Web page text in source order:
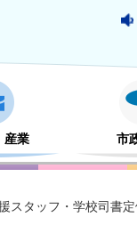
産業 市
スタッフ・学校司書